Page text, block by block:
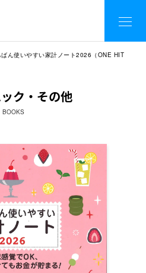
ばん使いやすい家計ノート2026（ONE HIT
ク・その他
BOOKS